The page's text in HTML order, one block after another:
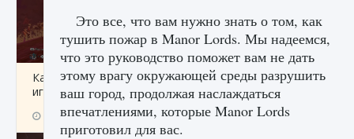
Как приручить существ джунглей Нари в
игре Creatures of Ava
9 августа 2024 1 218 0 0
Это все, что вам нужно знать о том, как
тушить пожар в Manor Lords. Мы надеемся,
что это руководство поможет вам не дать
этому врагу окружающей среды разрушить
ваш город, продолжая наслаждаться
впечатлениями, которые Manor Lords
приготовил для вас.